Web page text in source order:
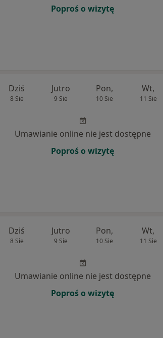
Poproś o wizytę
Dziś
8 Sie
Jutro
9 Sie
Pon,
10 Sie
Wt,
11 Sie
Umawianie online nie jest dostępne
Poproś o wizytę
Dziś
8 Sie
Jutro
9 Sie
Pon,
10 Sie
Wt,
11 Sie
Umawianie online nie jest dostępne
Poproś o wizytę